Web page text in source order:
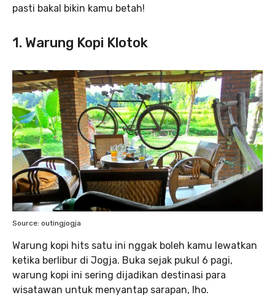
pasti bakal bikin kamu betah!
1. Warung Kopi Klotok
Source: outingjogja
Warung kopi hits satu ini nggak boleh kamu lewatkan
ketika berlibur di Jogja. Buka sejak pukul 6 pagi,
warung kopi ini sering dijadikan destinasi para
wisatawan untuk menyantap sarapan, lho.